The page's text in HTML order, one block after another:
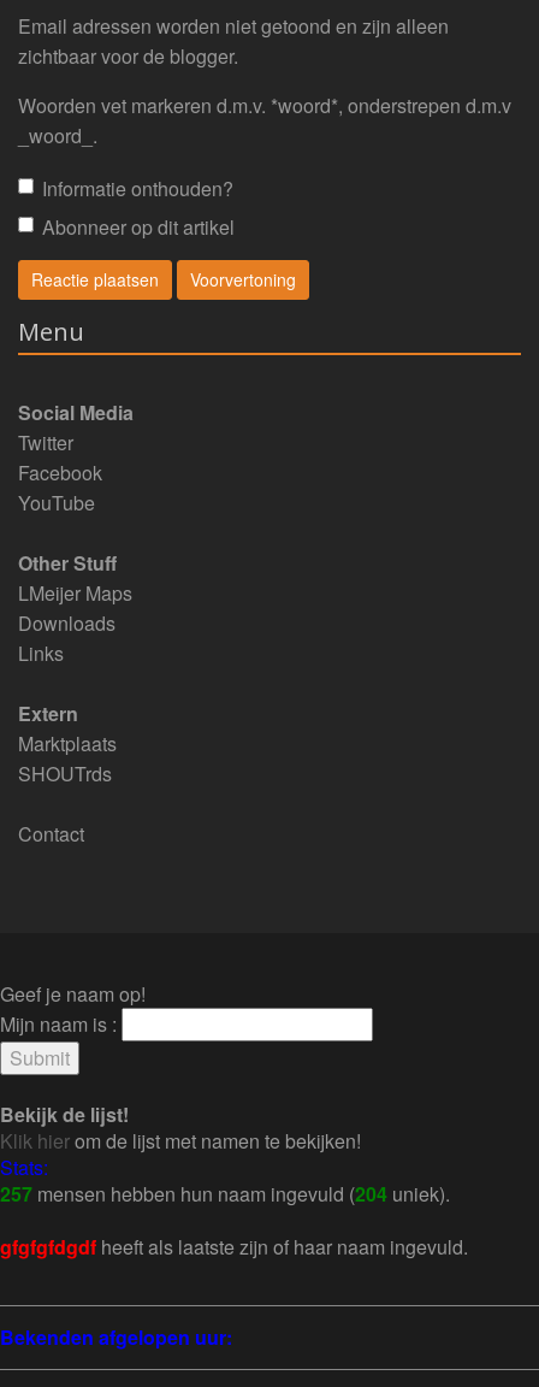
Email adressen worden niet getoond en zijn alleen
zichtbaar voor de blogger.
Woorden vet markeren d.m.v. *woord*, onderstrepen d.m.v
_woord_.
Informatie onthouden?
Abonneer op dit artikel
Menu
Social Media
Twitter
Facebook
YouTube
Other Stuff
LMeijer Maps
Downloads
Links
Extern
Marktplaats
SHOUTrds
Contact
Geef je naam op!
Mijn naam is :
Bekijk de lijst!
Klik hierom de lijst met namen te bekijken!
Stats:
257 mensen hebben hun naam ingevuld (204 uniek).
gfgfgfdgdf heeft als laatste zijn of haar naam ingevuld.
Bekenden afgelopen uur: